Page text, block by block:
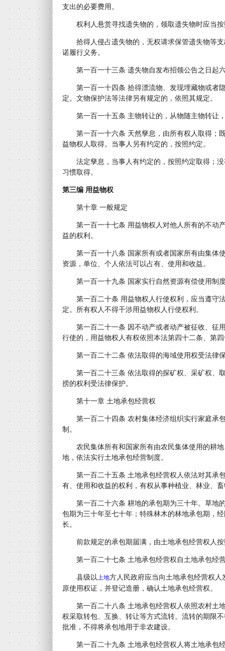
支出的必要费用。
权利人悬赏寻找遗失物的，领取遗失物时应当按
拾得人侵占遗失物的，无权请求保管遗失物等支
诺履行义务。
第一百一十三条 遗失物自发布招领公告之日起
第一百一十四条 拾得漂流物、发现埋藏物或者
定。文物保护法等法律另有规定的，依照其规定。
第一百一十五条 主物转让的，从物随主物转让
第一百一十六条 天然孳息，由所有权人取得；
益物权人取得。当事人另有约定的，按照约定。
法定孳息，当事人有约定的，按照约定取得；没
习惯取得。
第三编 用益物权
第十章 一般规定
第一百一十七条 用益物权人对他人所有的不动
益的权利。
第一百一十八条 国家所有或者国家所有由集体
资源，单位、个人依法可以占有、使用和收益。
第一百一十九条 国家实行自然资源有偿使用制
第一百二十条 用益物权人行使权利，应当遵守
定。所有权人不得干涉用益物权人行使权利。
第一百二十一条 因不动产或者动产被征收、征
行使的，用益物权人有权依照本法第四十二条、第
第一百二十二条 依法取得的海域使用权受法律
第一百二十三条 依法取得的探矿权、采矿权、
捞的权利受法律保护。
第十一章 土地承包经营权
第一百二十四条 农村集体经济组织实行家庭承
制。
农民集体所有和国家所有由农民集体使用的耕地
地，依法实行土地承包经营制度。
第一百二十五条 土地承包经营权人依法对其承
有、使用和收益的权利，有权从事种植业、林业、
第一百二十六条 耕地的承包期为三十年。草地
包期为三十年至七十年；特殊林木的林地承包期，
长。
前款规定的承包期届满，由土地承包经营权人按
第一百二十七条 土地承包经营权自土地承包经
县级以上地方人民政府应当向土地承包经营权
原使用权证，并登记造册，确认土地承包经营权。
第一百二十八条 土地承包经营权人依照农村土
权采取转包、互换、转让等方式流转。流转的期限
批准，不得将承包地用于非农建设。
第一百二十九条 土地承包经营权人将土地承包